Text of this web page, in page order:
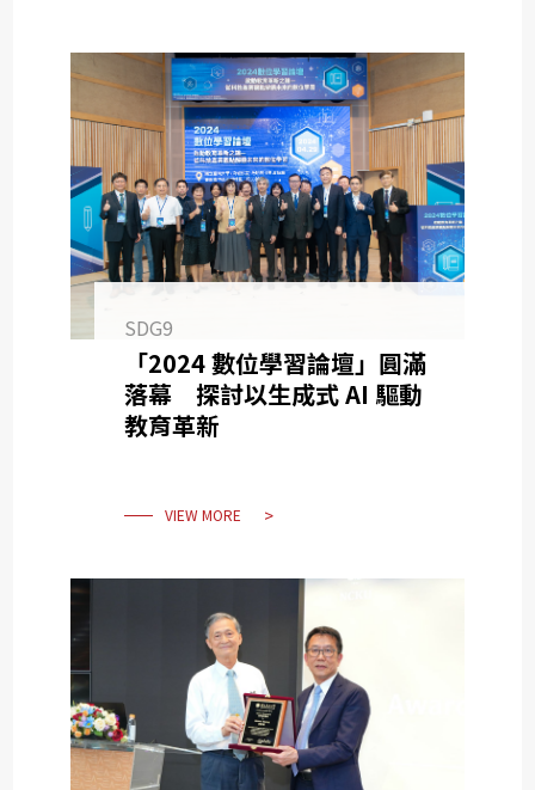
SDG9
「2024 數位學習論壇」圓滿
落幕 探討以生成式 AI 驅動
教育革新
VIEW MORE